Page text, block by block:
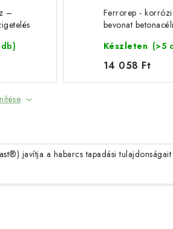
–
Ferrorep -
bevonat
Készleten (>5
14 058 Ft
javítja a habarcs tapadási tulajdonságait